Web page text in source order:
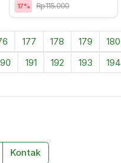
17% Rp115.000
177 178 179 180
191 192 193 194
Kontak